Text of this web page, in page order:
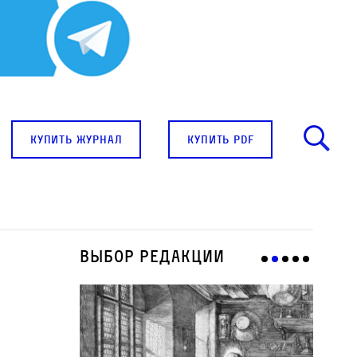
купить журнал купить pdf
Выбор редакции